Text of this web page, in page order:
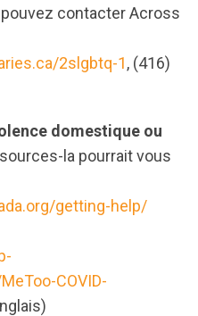
pouvez contacter Across
2slgbtq-1, (416)
domestique ou
la pourrait vous
getting-help/
COVID-